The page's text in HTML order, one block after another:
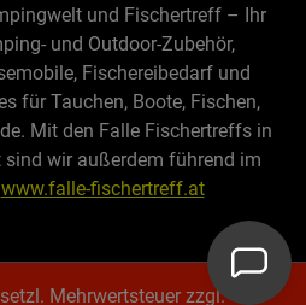
und Fischertreff – Ihr
und Outdoor-Zubehör,
Fischereibedarf und
für Tauchen, Boote, Fischen,
Mit den Falle Fischertreffs in
wir außerdem führend im
www.falle-fischertreff.at
Mehrwertsteuer zzgl.